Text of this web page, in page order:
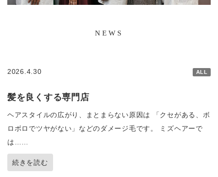
NEWS
2026.4.30 ALL
髪を良くする専門店
ヘアスタイルの広がり、まとまらない原因は 「クセがある、ボ
ロボロでツヤがない」などのダメージ毛です。 ミズヘアーで
は……
続きを読む